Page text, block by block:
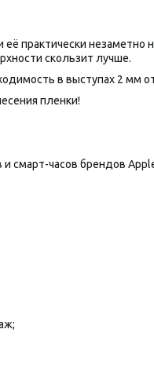
практически незаметно
скользит лучше.
в выступах 2 мм
пленки!
часов брендов Apple,